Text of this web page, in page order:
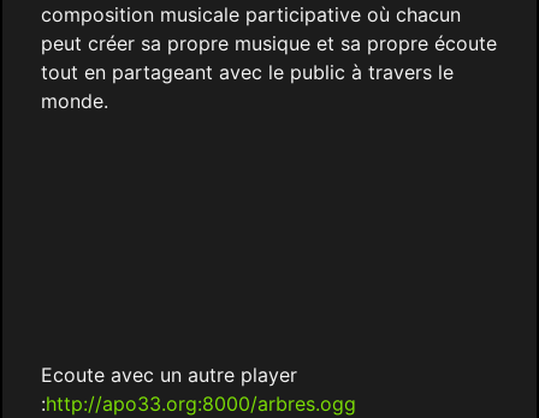
composition musicale participative où chacun
peut créer sa propre musique et sa propre écoute
tout en partageant avec le public à travers le
monde.
Ecoute avec un autre player
:http://apo33.org:8000/arbres.ogg